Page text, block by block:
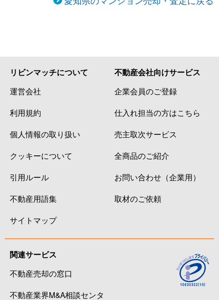
リビンマッチについて
運営会社
利用規約
個人情報の取り扱い
クッキーについて
引用ルール
不動産用語集
サイトマップ
不動産会社向けサービス
企業会員のご登録
仕入れ担当の方はこちら
売主取次サービス
全商品のご紹介
お問い合わせ（企業用）
取材のご依頼
関連サービス
不動産売却の窓口
不動産業界M&A相談センタ